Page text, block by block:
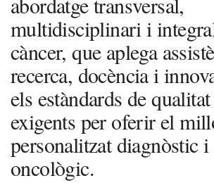
multidisciplinari i
càncer, que aplega
recerca, docència i
els estàndards de
exigents per oferir el
personalitzat diagnòstic
oncològic.